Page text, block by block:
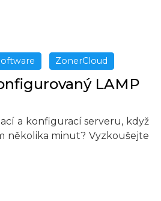
ZonerCloud
LAMP
a konfigurací serveru, když
několika minut? Vyzkoušejte